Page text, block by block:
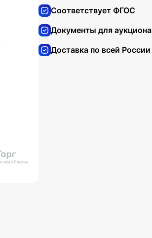
Соответствует ФГОС
Документы для аукциона
Доставка по всей России